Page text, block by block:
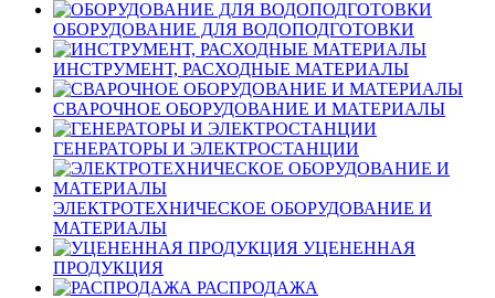
ОБОРУДОВАНИЕ ДЛЯ ВОДОПОДГОТОВКИ
ИНСТРУМЕНТ, РАСХОДНЫЕ МАТЕРИАЛЫ
СВАРОЧНОЕ ОБОРУДОВАНИЕ И МАТЕРИАЛЫ
ГЕНЕРАТОРЫ И ЭЛЕКТРОСТАНЦИИ
ЭЛЕКТРОТЕХНИЧЕСКОЕ ОБОРУДОВАНИЕ И
МАТЕРИАЛЫ
УЦЕНЕННАЯ
ПРОДУКЦИЯ
РАСПРОДАЖА